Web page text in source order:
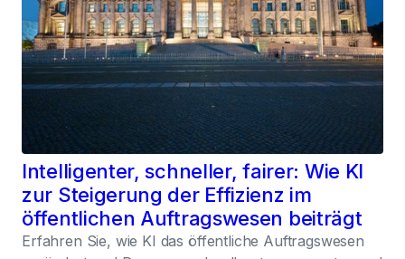
Intelligenter, schneller, fairer: Wie KI
zur Steigerung der Effizienz im
öffentlichen Auftragswesen beiträgt
Erfahren Sie, wie KI das öffentliche Auftragswesen